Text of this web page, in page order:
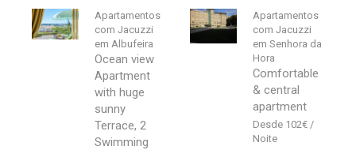
Apartamentos
com Jacuzzi
em Albufeira
Ocean view
Apartment
with huge
sunny
Terrace, 2
Swimming
Apartamentos
com Jacuzzi
em Senhora da
Hora
Comfortable
& central
apartment
102€